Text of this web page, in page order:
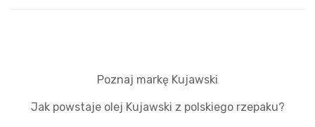
Poznaj markę Kujawski
Jak powstaje olej Kujawski z polskiego rzepaku?